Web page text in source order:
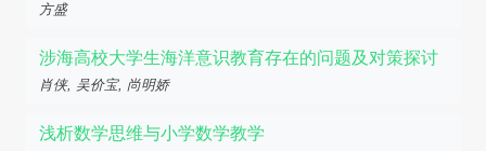
方盛
涉海高校大学生海洋意识教育存在的问题及对策探讨
肖侠, 吴价宝, 尚明娇
浅析数学思维与小学数学教学